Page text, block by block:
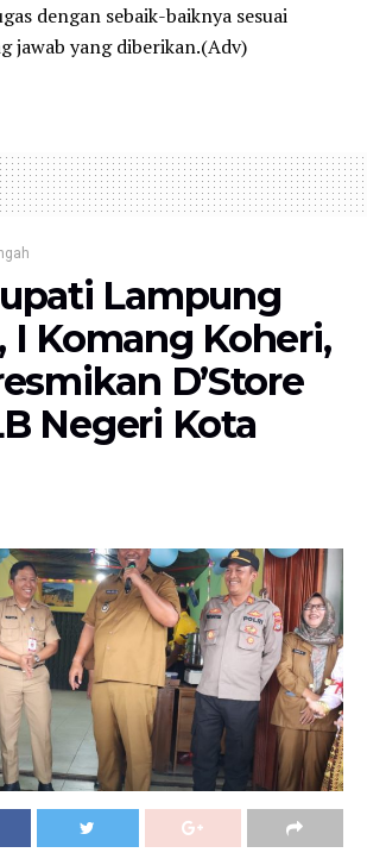
dengan sebaik-baiknya sesuai
jawab yang diberikan.(Adv)
Lampung
I Komang Koheri,
D’Store
Negeri Kota